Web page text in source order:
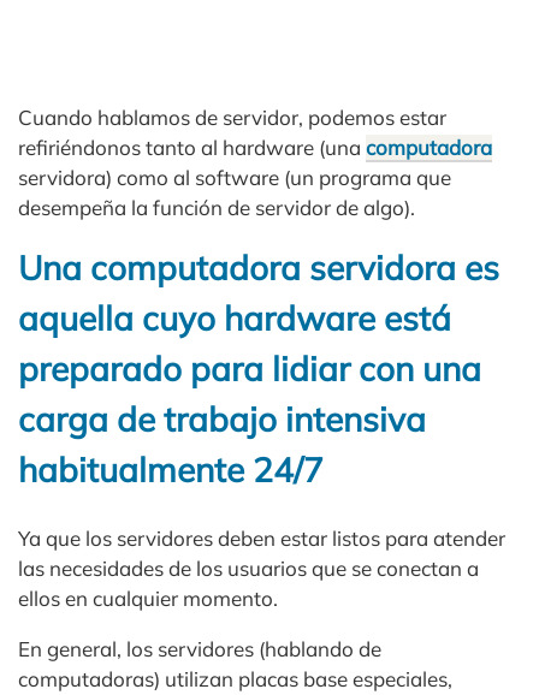
Cuando hablamos de servidor, podemos estar
refiriéndonos tanto al hardware (una computadora
servidora) como al software (un programa que
desempeña la función de servidor de algo).
Una computadora servidora es
aquella cuyo hardware está
preparado para lidiar con una
carga de trabajo intensiva
habitualmente 24/7
Ya que los servidores deben estar listos para atender
las necesidades de los usuarios que se conectan a
ellos en cualquier momento.
En general, los servidores (hablando de
computadoras) utilizan placas base especiales,